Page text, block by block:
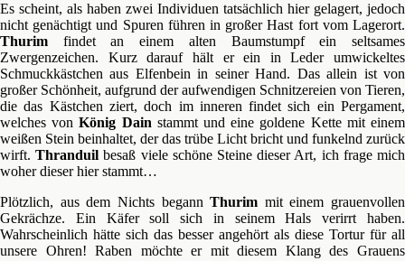
Es scheint, als haben zwei Individuen tatsächlich hier gelagert, jedoch
nicht genächtigt und Spuren führen in großer Hast fort vom Lagerort.
Thurim findet an einem alten Baumstumpf ein seltsames
Zwergenzeichen. Kurz darauf hält er ein in Leder umwickeltes
Schmuckkästchen aus Elfenbein in seiner Hand. Das allein ist von
großer Schönheit, aufgrund der aufwendigen Schnitzereien von Tieren,
die das Kästchen ziert, doch im inneren findet sich ein Pergament,
welches vonKönig Dain stammt und eine goldene Kette mit einem
weißen Stein beinhaltet, der das trübe Licht bricht und funkelnd zurück
wirft.Thranduil besaß viele schöne Steine dieser Art, ich frage mich
woher dieser hier stammt…
Plötzlich, aus dem Nichts begannThurim mit einem grauenvollen
Gekrächze. Ein Käfer soll sich in seinem Hals verirrt haben.
Wahrscheinlich hätte sich das besser angehört als diese Tortur für all
unsere Ohren! Raben möchte er mit diesem Klang des Grauens